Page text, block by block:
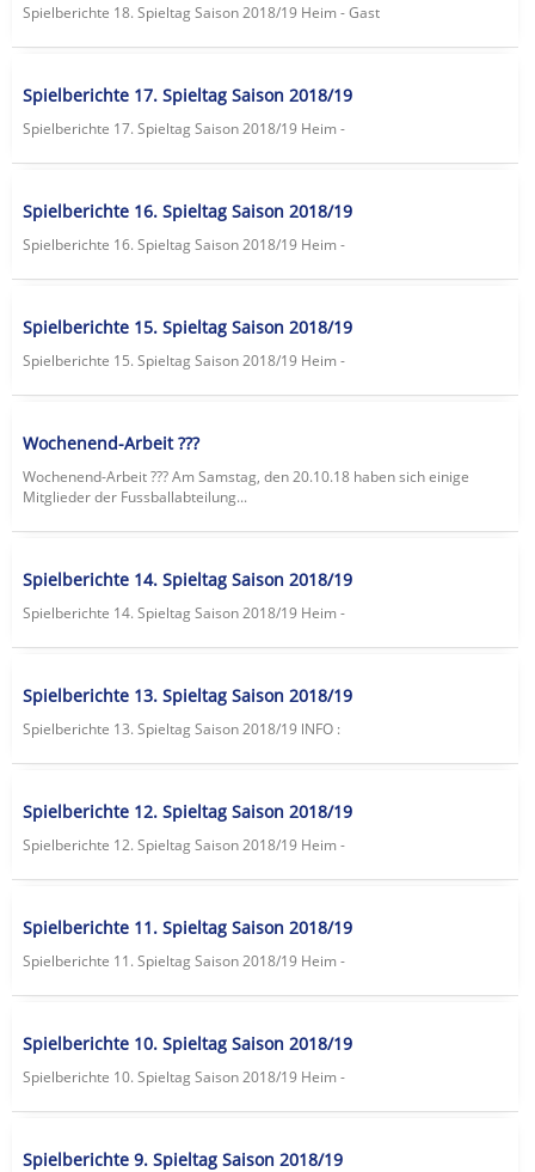
Spielberichte 18. Spieltag Saison 2018/19 Heim - Gast
Spielberichte 17. Spieltag Saison 2018/19
Spielberichte 17. Spieltag Saison 2018/19 Heim -
Spielberichte 16. Spieltag Saison 2018/19
Spielberichte 16. Spieltag Saison 2018/19 Heim -
Spielberichte 15. Spieltag Saison 2018/19
Spielberichte 15. Spieltag Saison 2018/19 Heim -
Wochenend-Arbeit ???
Wochenend-Arbeit ??? Am Samstag, den 20.10.18 haben sich einige
Mitglieder der Fussballabteilung...
Spielberichte 14. Spieltag Saison 2018/19
Spielberichte 14. Spieltag Saison 2018/19 Heim -
Spielberichte 13. Spieltag Saison 2018/19
Spielberichte 13. Spieltag Saison 2018/19 lNFO :
Spielberichte 12. Spieltag Saison 2018/19
Spielberichte 12. Spieltag Saison 2018/19 Heim -
Spielberichte 11. Spieltag Saison 2018/19
Spielberichte 11. Spieltag Saison 2018/19 Heim -
Spielberichte 10. Spieltag Saison 2018/19
Spielberichte 10. Spieltag Saison 2018/19 Heim -
Spielberichte 9. Spieltag Saison 2018/19